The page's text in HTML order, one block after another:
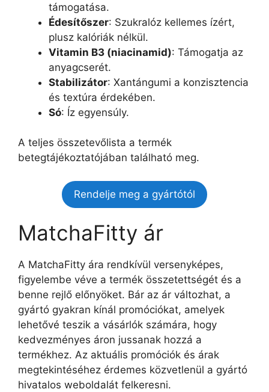
támogatása.
Édesítőszer: Szukralóz kellemes ízért,
plusz kalóriák nélkül.
Vitamin B3 (niacinamid): Támogatja az
anyagcserét.
Stabilizátor: Xantángumi a konzisztencia
és textúra érdekében.
Só: Íz egyensúly.
A teljes összetevőlista a termék
betegtájékoztatójában található meg.
Rendelje meg a gyártótól
MatchaFitty ár
A MatchaFitty ára rendkívül versenyképes,
figyelembe véve a termék összetettségét és a
benne rejlő előnyöket. Bár az ár változhat, a
gyártó gyakran kínál promóciókat, amelyek
lehetővé teszik a vásárlók számára, hogy
kedvezményes áron jussanak hozzá a
termékhez. Az aktuális promóciók és árak
megtekintéséhez érdemes közvetlenül a gyártó
hivatalos weboldalát felkeresni.